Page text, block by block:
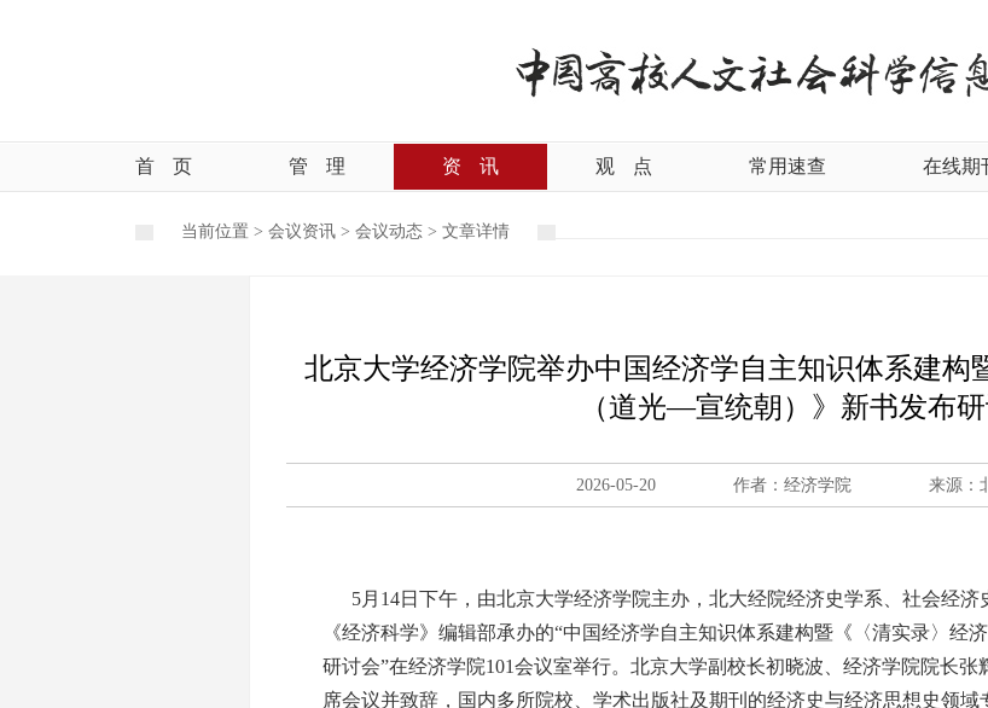
首 页 管 理 资 讯 观 点 常用速查 在线期
当前位置 > 会议资讯 > 会议动态 > 文章详情
北京大学经济学院举办中国经济学自主知识体系建构
（道光—宣统朝）》新书发布
2026-05-20 作者：经济学院 来源：
5月14日下午，由北京大学经济学院主办，北大经院经济史学系、社会经济
《经济科学》编辑部承办的“中国经济学自主知识体系建构暨《〈清实录〉
研讨会”在经济学院101会议室举行。北京大学副校长初晓波、经济学院院长
席会议并致辞，国内多所院校、学术出版社及期刊的经济史与经济思想史领